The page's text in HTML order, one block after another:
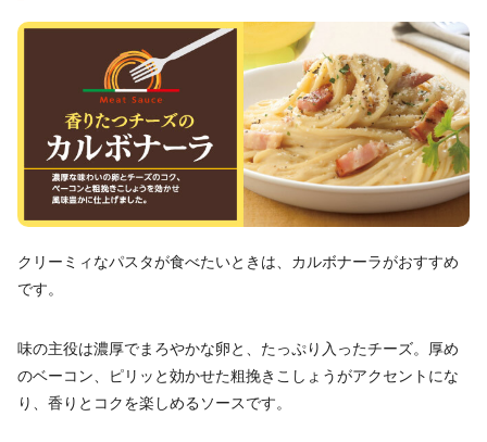
クリーミィなパスタが食べたいときは、カルボナーラがおすすめ
です。
味の主役は濃厚でまろやかな卵と、たっぷり入ったチーズ。厚め
のベーコン、ピリッと効かせた粗挽きこしょうがアクセントにな
り、香りとコクを楽しめるソースです。